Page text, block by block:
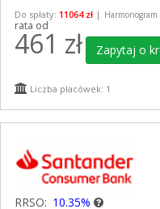
Do spłaty: 11064 zł | Harmonogram
rata od
461 zł Zapytaj o
Liczba placówek: 1
RRSO: 10.35%